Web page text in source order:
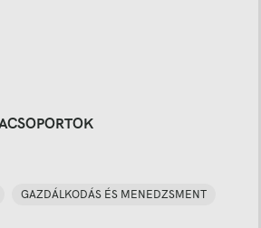
GAZDÁLKODÁS ÉS MENEDZSMENT